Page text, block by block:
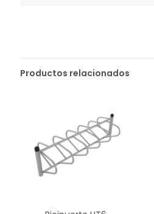
Productos relacionados